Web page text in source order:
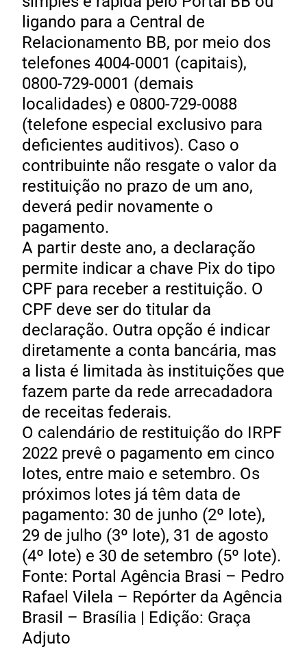
ligando para a Central de
Relacionamento BB, por meio dos
telefones 4004-0001 (capitais),
0800-729-0001 (demais
localidades) e 0800-729-0088
(telefone especial exclusivo para
deficientes auditivos). Caso o
contribuinte não resgate o valor da
restituição no prazo de um ano,
deverá pedir novamente o
pagamento.
A partir deste ano, a declaração
permite indicar a chave Pix do tipo
CPF para receber a restituição. O
CPF deve ser do titular da
declaração. Outra opção é indicar
diretamente a conta bancária, mas
a lista é limitada às instituições que
fazem parte da rede arrecadadora
de receitas federais.
O calendário de restituição do IRPF
2022 prevê o pagamento em cinco
lotes, entre maio e setembro. Os
próximos lotes já têm data de
pagamento: 30 de junho (2º lote),
29 de julho (3º lote), 31 de agosto
(4º lote) e 30 de setembro (5º lote).
Fonte: Portal Agência Brasi – Pedro
Rafael Vilela – Repórter da Agência
Brasil – Brasília | Edição: Graça
Adjuto